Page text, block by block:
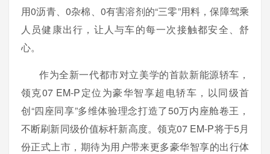
用0沥青、0杂棉、0有害溶剂的“三零”用料，保障驾乘
人员健康出行，让人与车的每一次接触都安全、舒
心。
作为全新一代都市对立美学的首款新能源轿车，
领克07 EM-P定位为豪华智享超电轿车，以同级首
创“四座同享”多维体验理念打造了50万内座舱卷王，
不断刷新同级价值标杆新高度。领克07 EM-P将于5月
份正式上市，期待为用户带来更多豪华智享的出行体